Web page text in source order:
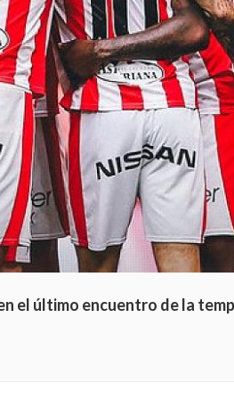
el último encuentro de la